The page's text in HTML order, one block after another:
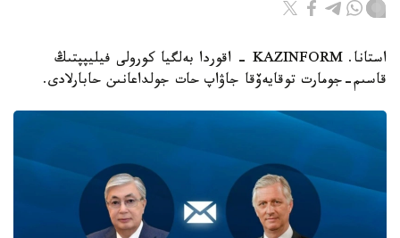
استانا. KAZINFORM - اقوردا بەلگيا كورولى فيليپپتىڭ
قاسىم-جومارت توقايەۆقا جاۋاپ حات جولداعانىن حابارلادى.